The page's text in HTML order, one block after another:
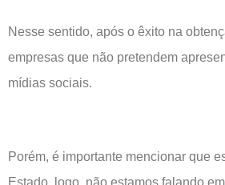
Nesse sentido, após o êxito na
empresas que não pretendem
mídias sociais.
Porém, é importante mencionar que